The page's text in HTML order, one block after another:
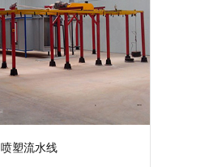
喷塑流水线